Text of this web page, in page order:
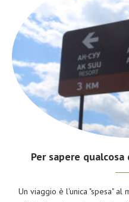
Per sapere
Un viaggio è l'unica "spesa" al